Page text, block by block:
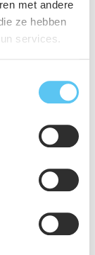
met andere
ze hebben
services.
de best
houden.